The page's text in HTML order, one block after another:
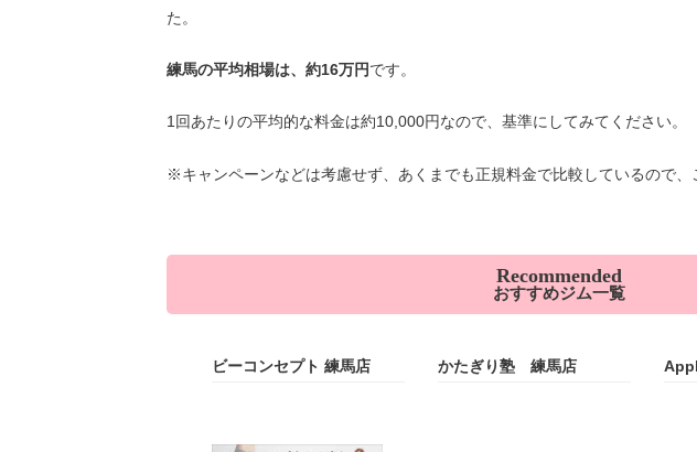
た。
練馬の平均相場は、約16万円です。
1回あたりの平均的な料金は約10,000円なので、基準にしてみてください。
※キャンペーンなどは考慮せず、あくまでも正規料金で比較しているので、
Recommended
おすすめジム一覧
ビーコンセプト 練馬店 かたぎり塾 練馬店